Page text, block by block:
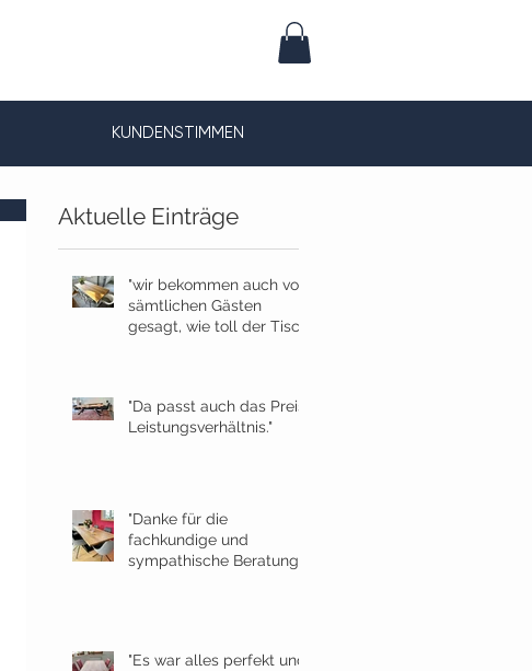
KUNDENSTIMMEN
Aktuelle Einträge
"wir bekommen auch von
sämtlichen Gästen
gesagt, wie toll der Tisch
"Da passt auch das Preis-
Leistungsverhältnis."
"Danke für die
fachkundige und
sympathische Beratung."
"Es war alles perfekt und